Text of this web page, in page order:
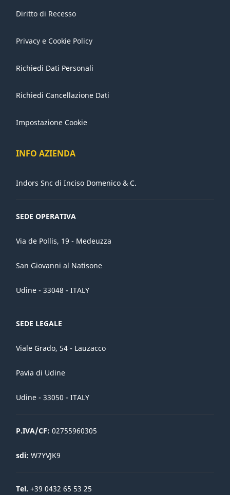
Diritto di Recesso
Privacy e Cookie Policy
Richiedi Dati Personali
Richiedi Cancellazione Dati
Impostazione Cookie
INFO AZIENDA
Indors Snc di Inciso Domenico & C.
SEDE OPERATIVA
Via de Pollis, 19 - Medeuzza
San Giovanni al Natisone
Udine - 33048 - ITALY
SEDE LEGALE
Viale Grado, 54 - Lauzacco
Pavia di Udine
Udine - 33050 - ITALY
P.IVA/CF: 02755960305
sdi: W7YVJK9
Tel. +39 0432 65 53 25